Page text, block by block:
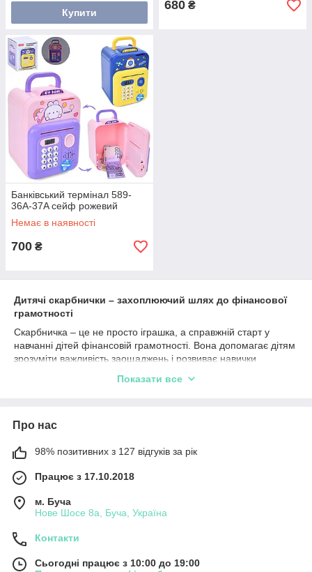
Купити
680 ₴
Банківський термінал 589-
36A-37A сейф рожевий
Немає в наявності
700 ₴
Дитячі скарбнички – захоплюючий шлях до фінансової
грамотності
Скарбничка – це не просто іграшка, а справжній старт у
навчанні дітей фінансовій грамотності. Вона допомагає дітям
зрозуміти важливість заощаджень і розвиває навички
різноманітні скарбнички, які стануть чудовими супутниками
Обирайте з-поміж класичних скарбничок, сучасних
додають гри до процесу заощадження. Веселі дизайни у
вигляді тварин, транспортних засобів чи героїв улюблених
мультфільмів привернуть увагу навіть найменших.
Розвиваємо корисні звички
Скарбнички допомагають дітям зрозуміти, як важливо
корисний спосіб виховати у малюка відповідальність і
терпіння.
Показати все
Про нас
98% позитивних з 127 відгуків за рік
Працює з 17.10.2018
м. Буча
Нове Шосе 8а, Буча, Україна
Контакти
Сьогодні працює з 10:00 до 19:00